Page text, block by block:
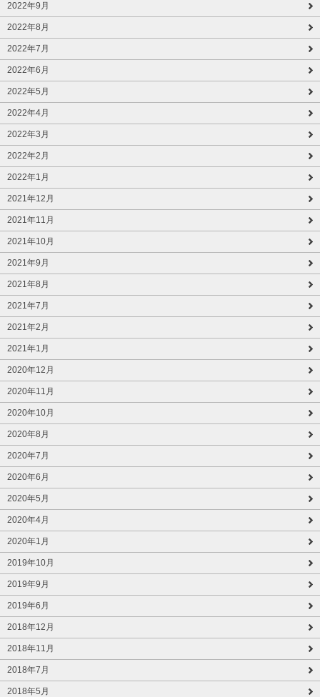
2022年9月
2022年8月
2022年7月
2022年6月
2022年5月
2022年4月
2022年3月
2022年2月
2022年1月
2021年12月
2021年11月
2021年10月
2021年9月
2021年8月
2021年7月
2021年2月
2021年1月
2020年12月
2020年11月
2020年10月
2020年8月
2020年7月
2020年6月
2020年5月
2020年4月
2020年1月
2019年10月
2019年9月
2019年6月
2018年12月
2018年11月
2018年7月
2018年5月